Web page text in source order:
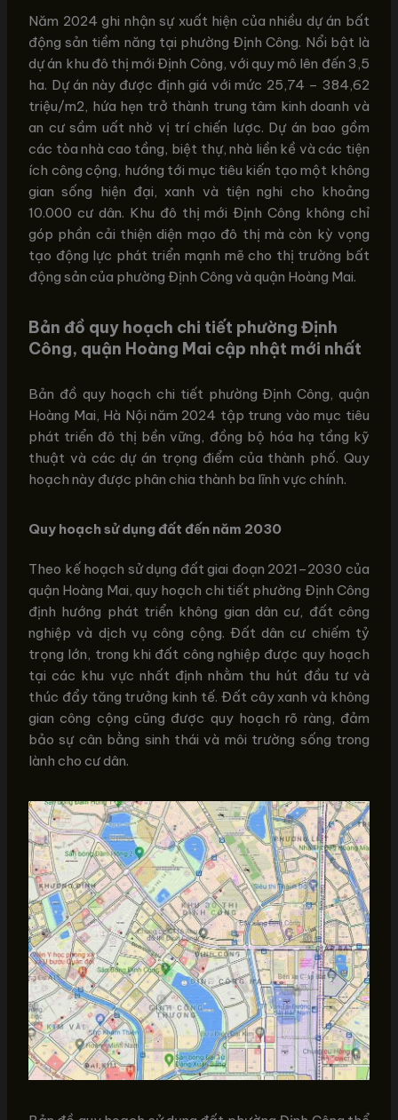
Năm 2024 ghi nhận sự xuất hiện của nhiều dự án bất
động sản tiềm năng tại phường Định Công. Nổi bật là
dự án khu đô thị mới Định Công, với quy mô lên đến 3,5
ha. Dự án này được định giá với mức 25,74 – 384,62
triệu/m2, hứa hẹn trở thành trung tâm kinh doanh và
an cư sầm uất nhờ vị trí chiến lược. Dự án bao gồm
các tòa nhà cao tầng, biệt thự, nhà liền kề và các tiện
ích công cộng, hướng tới mục tiêu kiến tạo một không
gian sống hiện đại, xanh và tiện nghi cho khoảng
10.000 cư dân. Khu đô thị mới Định Công không chỉ
góp phần cải thiện diện mạo đô thị mà còn kỳ vọng
tạo động lực phát triển mạnh mẽ cho thị trường bất
động sản của phường Định Công và quận Hoàng Mai.
Bản đồ quy hoạch chi tiết phường Định
Công, quận Hoàng Mai cập nhật mới nhất
Bản đồ quy hoạch chi tiết phường Định Công, quận
Hoàng Mai, Hà Nội năm 2024 tập trung vào mục tiêu
phát triển đô thị bền vững, đồng bộ hóa hạ tầng kỹ
thuật và các dự án trọng điểm của thành phố. Quy
hoạch này được phân chia thành ba lĩnh vực chính.
Quy hoạch sử dụng đất đến năm 2030
Theo kế hoạch sử dụng đất giai đoạn 2021–2030 của
quận Hoàng Mai, quy hoạch chi tiết phường Định Công
định hướng phát triển không gian dân cư, đất công
nghiệp và dịch vụ công cộng. Đất dân cư chiếm tỷ
trọng lớn, trong khi đất công nghiệp được quy hoạch
tại các khu vực nhất định nhằm thu hút đầu tư và
thúc đẩy tăng trưởng kinh tế. Đất cây xanh và không
gian công cộng cũng được quy hoạch rõ ràng, đảm
bảo sự cân bằng sinh thái và môi trường sống trong
lành cho cư dân.